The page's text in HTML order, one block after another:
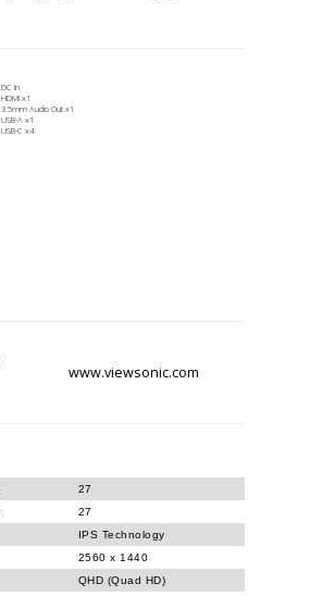
DC In
HDMI x1
3.5mm Audio Out x1
USB-A x1
USB-C x4
www.viewsonic.com
27
27
IPS Technology
2560 x 1440
QHD (Quad HD)